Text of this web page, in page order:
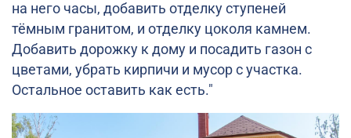
на него часы, добавить отделку ступеней
тёмным гранитом, и отделку цоколя камнем.
Добавить дорожку к дому и посадить газон с
цветами, убрать кирпичи и мусор с участка.
Остальное оставить как есть."